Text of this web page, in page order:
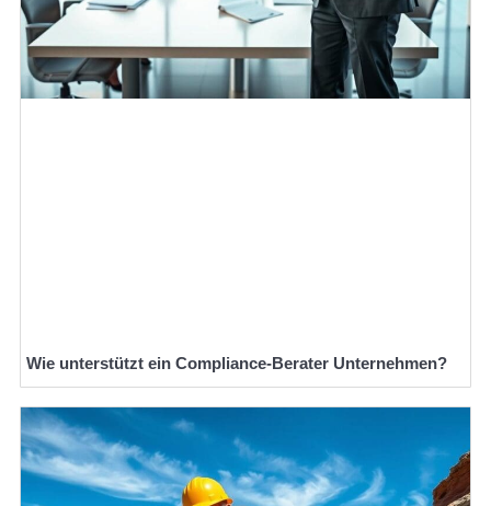
Wie unterstützt ein Compliance-Berater Unternehmen?